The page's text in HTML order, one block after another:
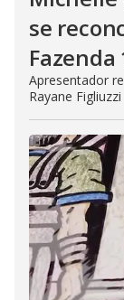
se
Fazenda
Apresentador
Rayane Figliuzzi